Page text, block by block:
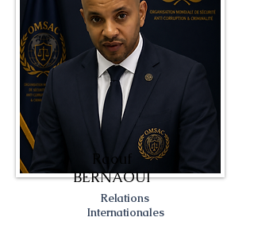
Raouf
BERNAOUI
Relations
Internationales